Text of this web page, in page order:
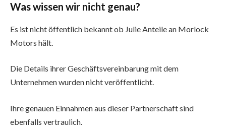
Was wissen wir nicht genau?
Es ist nicht öffentlich bekannt ob Julie Anteile an Morlock
Motors hält.
Die Details ihrer Geschäftsvereinbarung mit dem
Unternehmen wurden nicht veröffentlicht.
Ihre genauen Einnahmen aus dieser Partnerschaft sind
ebenfalls vertraulich.